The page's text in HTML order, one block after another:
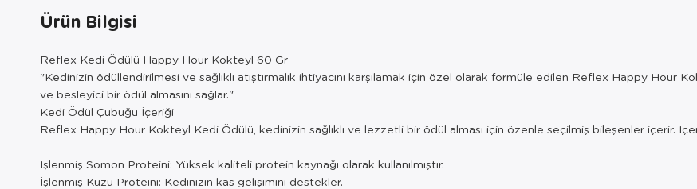
Ürün Bilgisi
Reflex Kedi Ödülü Happy Hour Kokteyl 60 Gr
"Kedinizin ödüllendirilmesi ve sağlıklı atıştırmalık ihtiyacını karşılamak için özel olarak formüle edilen Reflex Happy
ve besleyici bir ödül almasını sağlar."
Kedi Ödül Çubuğu İçeriği
Reflex Happy Hour Kokteyl Kedi Ödülü, kedinizin sağlıklı ve lezzetli bir ödül alması için özenle seçilmiş bileşenler içerir.
İşlenmiş Somon Proteini: Yüksek kaliteli protein kaynağı olarak kullanılmıştır.
İşlenmiş Kuzu Proteini: Kedinizin kas gelişimini destekler.